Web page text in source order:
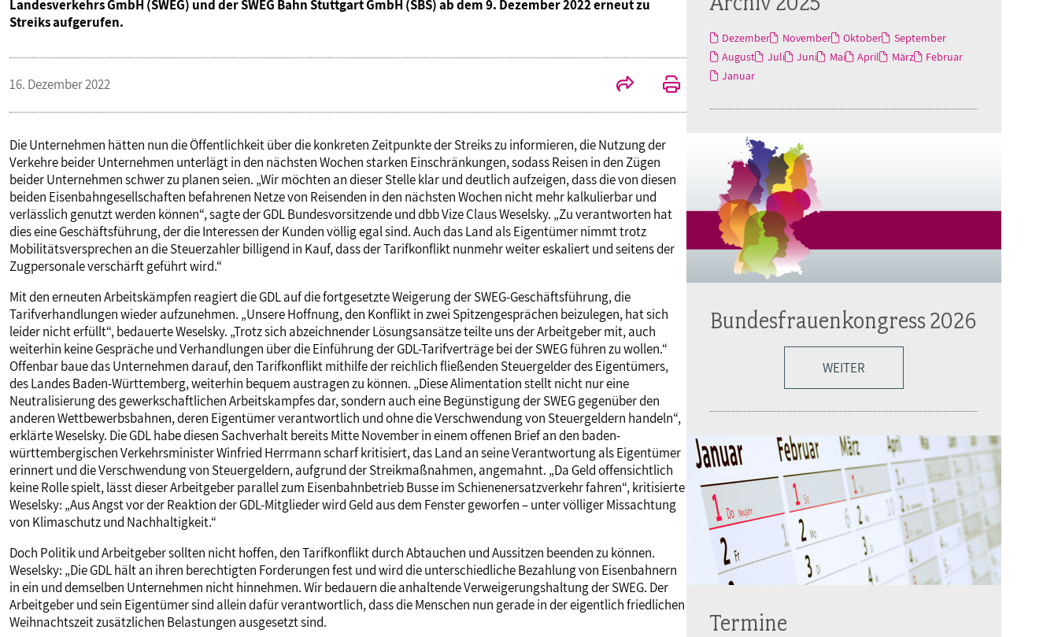
Gesundheit
Gender Budgeting
Europa
Stellungnahmen
PUBLIKATIONEN
TERMINE & VERANSTALTUNGEN
MITGLIEDSCHAFT & SERVICE
Landesverkehrs GmbH (SWEG) und der SWEG Bahn Stuttgart GmbH (SBS) ab dem 9. Dezember 2022 erneut zu
Streiks aufgerufen.
16. Dezember 2022
Die Unternehmen hätten nun die Öffentlichkeit über die konkreten Zeitpunkte der Streiks zu informieren, die Nutzung der
Verkehre beider Unternehmen unterlägt in den nächsten Wochen starken Einschränkungen, sodass Reisen in den Zügen
beider Unternehmen schwer zu planen seien. „Wir möchten an dieser Stelle klar und deutlich aufzeigen, dass die von diesen
beiden Eisenbahngesellschaften befahrenen Netze von Reisenden in den nächsten Wochen nicht mehr kalkulierbar und
verlässlich genutzt werden können“, sagte der GDL Bundesvorsitzende und dbb Vize Claus Weselsky. „Zu verantworten hat
dies eine Geschäftsführung, der die Interessen der Kunden völlig egal sind. Auch das Land als Eigentümer nimmt trotz
Mobilitätsversprechen an die Steuerzahler billigend in Kauf, dass der Tarifkonflikt nunmehr weiter eskaliert und seitens der
Zugpersonale verschärft geführt wird.“
Mit den erneuten Arbeitskämpfen reagiert die GDL auf die fortgesetzte Weigerung der SWEG-Geschäftsführung, die
Tarifverhandlungen wieder aufzunehmen. „Unsere Hoffnung, den Konflikt in zwei Spitzengesprächen beizulegen, hat sich
leider nicht erfüllt“, bedauerte Weselsky. „Trotz sich abzeichnender Lösungsansätze teilte uns der Arbeitgeber mit, auch
weiterhin keine Gespräche und Verhandlungen über die Einführung der GDL-Tarifverträge bei der SWEG führen zu wollen.“
Offenbar baue das Unternehmen darauf, den Tarifkonflikt mithilfe der reichlich fließenden Steuergelder des Eigentümers,
des Landes Baden-Württemberg, weiterhin bequem austragen zu können. „Diese Alimentation stellt nicht nur eine
Neutralisierung des gewerkschaftlichen Arbeitskampfes dar, sondern auch eine Begünstigung der SWEG gegenüber den
anderen Wettbewerbsbahnen, deren Eigentümer verantwortlich und ohne die Verschwendung von Steuergeldern handeln“,
erklärte Weselsky. Die GDL habe diesen Sachverhalt bereits Mitte November in einem offenen Brief an den baden-
württembergischen Verkehrsminister Winfried Herrmann scharf kritisiert, das Land an seine Verantwortung als Eigentümer
erinnert und die Verschwendung von Steuergeldern, aufgrund der Streikmaßnahmen, angemahnt. „Da Geld offensichtlich
keine Rolle spielt, lässt dieser Arbeitgeber parallel zum Eisenbahnbetrieb Busse im Schienenersatzverkehr fahren“, kritisierte
Weselsky: „Aus Angst vor der Reaktion der GDL-Mitglieder wird Geld aus dem Fenster geworfen – unter völliger Missachtung
von Klimaschutz und Nachhaltigkeit.“
Doch Politik und Arbeitgeber sollten nicht hoffen, den Tarifkonflikt durch Abtauchen und Aussitzen beenden zu können.
Weselsky: „Die GDL hält an ihren berechtigten Forderungen fest und wird die unterschiedliche Bezahlung von Eisenbahnern
in ein und demselben Unternehmen nicht hinnehmen. Wir bedauern die anhaltende Verweigerungshaltung der SWEG. Der
Arbeitgeber und sein Eigentümer sind allein dafür verantwortlich, dass die Menschen nun gerade in der eigentlich friedlichen
Weihnachtszeit zusätzlichen Belastungen ausgesetzt sind.
Dezember November Oktober
September
August
Juli Juni Mai April März
Februar
Januar
Bundesfrauenkongress 2026
WEITER
Termine